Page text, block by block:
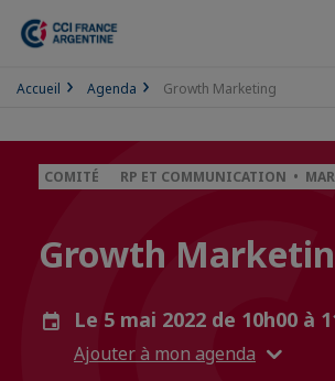
Accueil Agenda Growth Marketing
COMITÉ RP ET COMMUNICATION •
Growth
Le 5 mai 2022 de 10h00 à
Ajouter à mon agenda